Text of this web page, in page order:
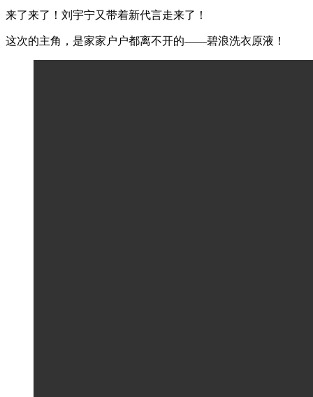
来了来了！刘宇宁又带着新代言走来了！
这次的主角，是家家户户都离不开的——碧浪洗衣原液！